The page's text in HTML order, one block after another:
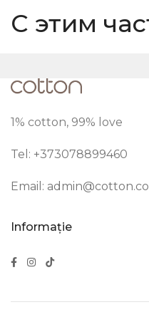
С этим
1% cotton, 99% love
Tel: +373078899460
Email:
Informație